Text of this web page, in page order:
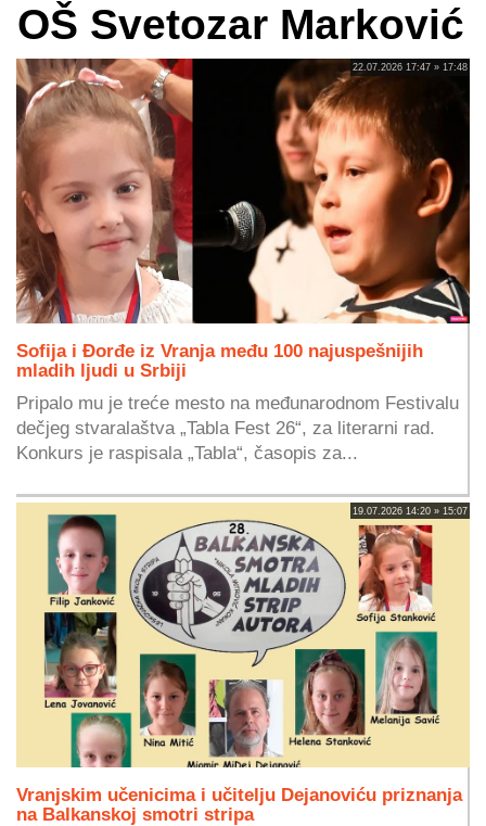
OŠ Svetozar Marković
22.07.2026 17:47 » 17:48
Sofija i Đorđe iz Vranja među 100 najuspešnijih
mladih ljudi u Srbiji
Pripalo mu je treće mesto na međunarodnom Festivalu
dečjeg stvaralaštva „Tabla Fest 26“, za literarni rad.
Konkurs je raspisala „Tabla“, časopis za...
19.07.2026 14:20 » 15:07
Vranjskim učenicima i učitelju Dejanoviću priznanja
na Balkanskoj smotri stripa